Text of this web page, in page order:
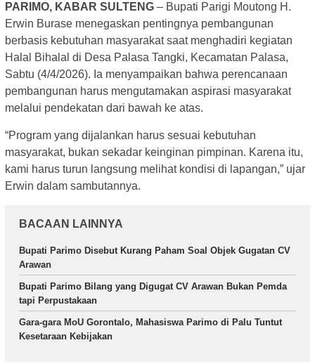
PARIMO, KABAR SULTENG – Bupati Parigi Moutong H.
Erwin Burase menegaskan pentingnya pembangunan
berbasis kebutuhan masyarakat saat menghadiri kegiatan
Halal Bihalal di Desa Palasa Tangki, Kecamatan Palasa,
Sabtu (4/4/2026). Ia menyampaikan bahwa perencanaan
pembangunan harus mengutamakan aspirasi masyarakat
melalui pendekatan dari bawah ke atas.
“Program yang dijalankan harus sesuai kebutuhan
masyarakat, bukan sekadar keinginan pimpinan. Karena itu,
kami harus turun langsung melihat kondisi di lapangan,” ujar
Erwin dalam sambutannya.
BACAAN LAINNYA
Bupati Parimo Disebut Kurang Paham Soal Objek Gugatan CV
Arawan
Bupati Parimo Bilang yang Digugat CV Arawan Bukan Pemda
tapi Perpustakaan
Gara-gara MoU Gorontalo, Mahasiswa Parimo di Palu Tuntut
Kesetaraan Kebijakan